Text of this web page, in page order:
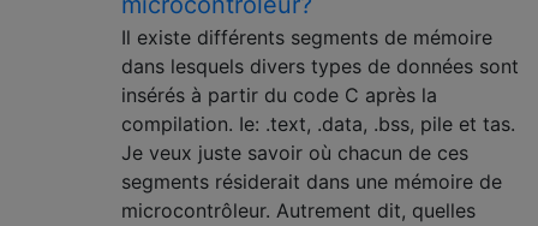
Il existe différents segments de mémoire
dans lesquels divers types de données sont
insérés à partir du code C après la
compilation. Ie: .text, .data, .bss, pile et tas.
Je veux juste savoir où chacun de ces
segments résiderait dans une mémoire de
microcontrôleur. Autrement dit, quelles